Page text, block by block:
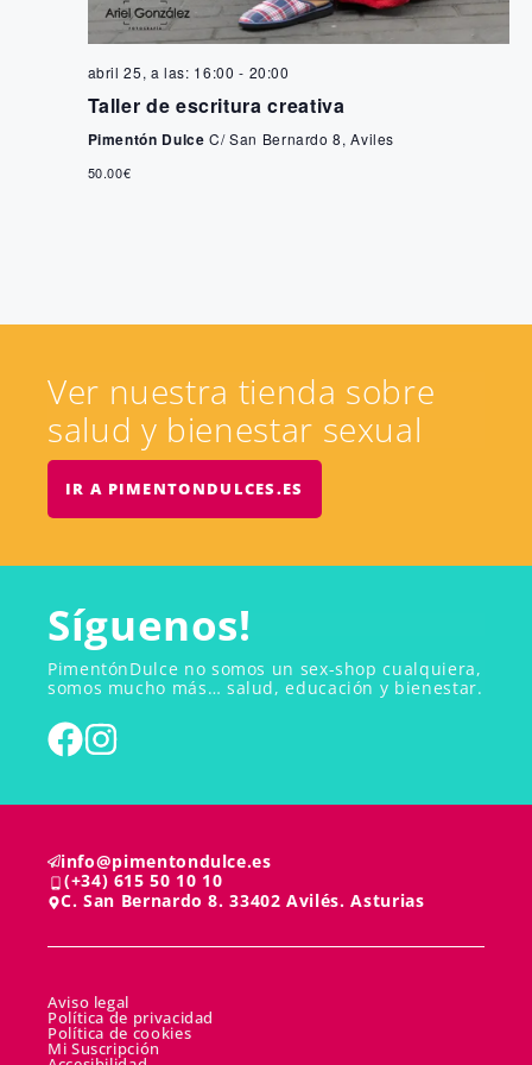
abril 25, a las: 16:00 - 20:00
Taller de escritura creativa
Pimentón DulceC/ San Bernardo 8, Aviles
50.00€
Ver nuestra tienda sobre
salud y bienestar sexual
IR A PIMENTONDULCES.ES
Síguenos!
PimentónDulce no somos un sex-shop cualquiera,
somos mucho más… salud, educación y bienestar.
info@pimentondulce.es
(+34) 615 50 10 10
C. San Bernardo 8. 33402 Avilés. Asturias
Aviso legal
Política de privacidad
Política de cookies
Mi Suscripción